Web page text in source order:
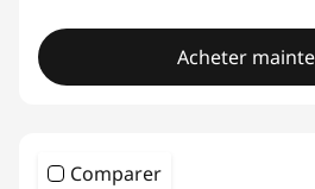
Acheter
Comparer